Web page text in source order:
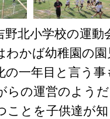
野北小学校の運
わかば幼稚園の
の一年目と言う
らの運営のよう
ことを子供達が